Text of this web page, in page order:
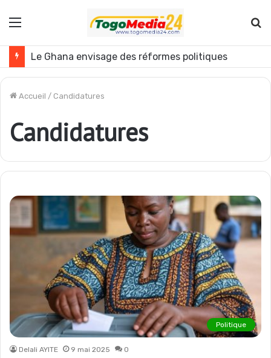
Menu
Le Ghana envisage des réformes politiques
Accueil / Candidatures
Candidatures
Politique
Delali AYITE 9 mai 2025 0